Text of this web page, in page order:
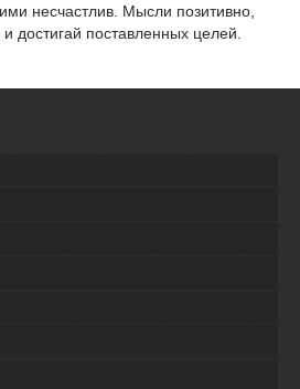
несчастлив. Мысли позитивно,
достигай поставленных целей.